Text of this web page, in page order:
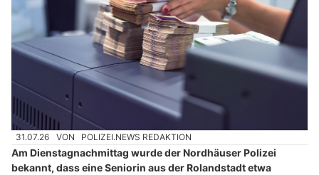
31.07.26 VON POLIZEI.NEWS REDAKTION
Am Dienstagnachmittag wurde der Nordhäuser Polizei
bekannt, dass eine Seniorin aus der Rolandstadt etwa